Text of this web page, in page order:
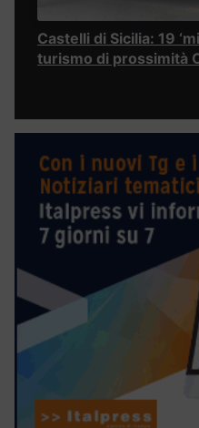
Castelli di Sicilia: 19
turismo di prossimità